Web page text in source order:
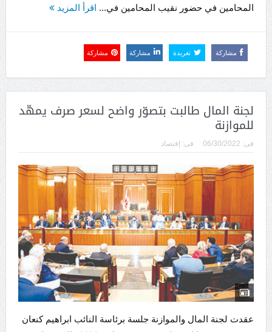
المحامين في حضور نقيب المحامين في... اقرأ المزيد
مشاركة تغريدة مشاركة مشاركة
لجنة المال طالبت بتصوّر واضح لسعر صرف يمهّد
للموازنة
فى: 06/30/2022 فى: إقتصاد
عقدت لجنة المال والموازنة جلسة برئاسة النائب ابراهيم كنعان